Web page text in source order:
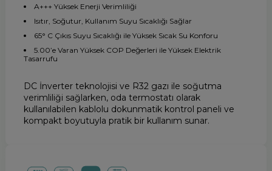
A+++ Yüksek Enerji Verimliliği
Isıtır, Soğutur, Kullanım Suyu Sıcaklığı Sağlar
65° C Çıkıs Suyu Sıcaklığı ile Yüksek Sıcak Su Konforu
5.00’e Varan Yüksek COP Değerleri ile Yüksek Elektrik
Tasarrufu
DC İnverter teknolojisi ve R32 gazı ile soğutma
verimliliği sağlarken, oda termostatı olarak
kullanılabilen kablolu dokunmatik kontrol paneli ve
kompakt boyutuyla pratik bir kullanım sunar.